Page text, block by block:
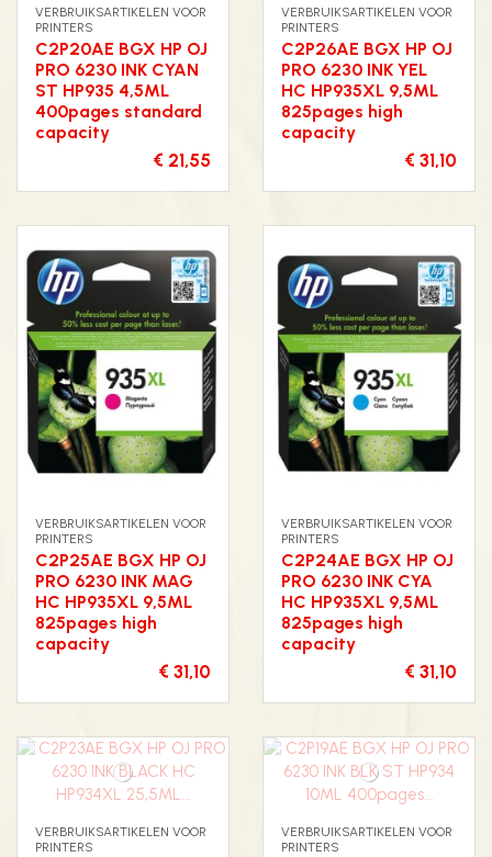
VERBRUIKSARTIKELEN VOOR
PRINTERS
C2P20AE BGX HP OJ
PRO 6230 INK CYAN
ST HP935 4,5ML
400pages standard
capacity
€ 21,55
VERBRUIKSARTIKELEN VOOR
PRINTERS
C2P26AE BGX HP OJ
PRO 6230 INK YEL
HC HP935XL 9,5ML
825pages high
capacity
€ 31,10
VERBRUIKSARTIKELEN VOOR
PRINTERS
C2P25AE BGX HP OJ
PRO 6230 INK MAG
HC HP935XL 9,5ML
825pages high
capacity
€ 31,10
VERBRUIKSARTIKELEN VOOR
PRINTERS
C2P24AE BGX HP OJ
PRO 6230 INK CYA
HC HP935XL 9,5ML
825pages high
capacity
€ 31,10
VERBRUIKSARTIKELEN VOOR
PRINTERS
VERBRUIKSARTIKELEN VOOR
PRINTERS